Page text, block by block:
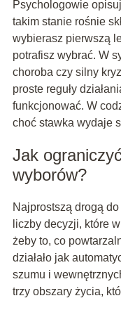
Psychologowie
takim stanie rośnie
wybierasz pierwszą
potrafisz wybrać. W
choroba czy silny
proste reguły
funkcjonować. W
choć stawka wydaje
Jak
wyborów?
Najprostszą drogą
liczby decyzji, które
żeby to, co
działało jak
szumu i
trzy obszary życia,